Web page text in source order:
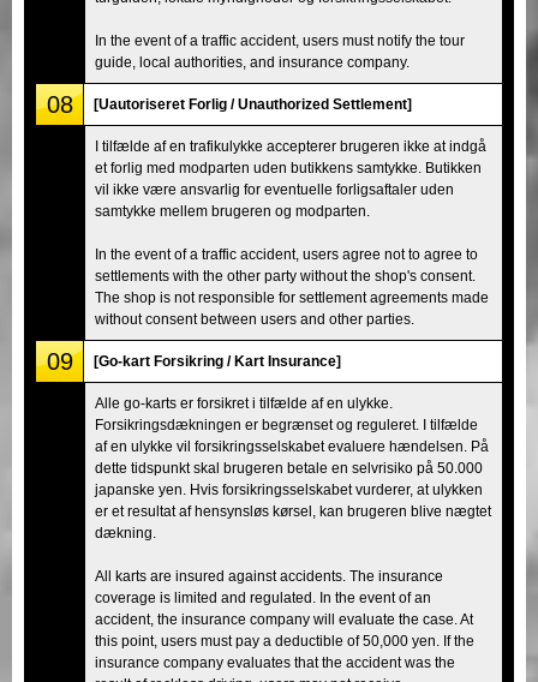
In the event of a traffic accident, users must notify the tour
guide, local authorities, and insurance company.
08 [Uautoriseret Forlig / Unauthorized Settlement]
I tilfælde af en trafikulykke accepterer brugeren ikke at indgå
et forlig med modparten uden butikkens samtykke. Butikken
vil ikke være ansvarlig for eventuelle forligsaftaler uden
samtykke mellem brugeren og modparten.
In the event of a traffic accident, users agree not to agree to
settlements with the other party without the shop's consent.
The shop is not responsible for settlement agreements made
without consent between users and other parties.
09 [Go-kart Forsikring / Kart Insurance]
Alle go-karts er forsikret i tilfælde af en ulykke.
Forsikringsdækningen er begrænset og reguleret. I tilfælde
af en ulykke vil forsikringsselskabet evaluere hændelsen. På
dette tidspunkt skal brugeren betale en selvrisiko på 50.000
japanske yen. Hvis forsikringsselskabet vurderer, at ulykken
er et resultat af hensynsløs kørsel, kan brugeren blive nægtet
dækning.
All karts are insured against accidents. The insurance
coverage is limited and regulated. In the event of an
accident, the insurance company will evaluate the case. At
this point, users must pay a deductible of 50,000 yen. If the
insurance company evaluates that the accident was the